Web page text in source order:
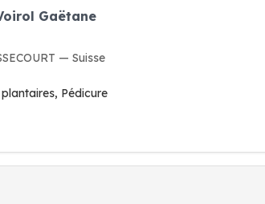
Gaëtane
— Suisse
Pédicure